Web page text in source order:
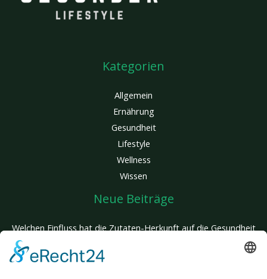
Kategorien
Allgemein
Ernährung
Gesundheit
Lifestyle
Wellness
Wissen
Neue Beiträge
Welchen Einfluss hat die Zutaten-Herkunft auf die Gesundheit
Glatte Haut, kein Aufwand: Entdecke den Unterschied einer